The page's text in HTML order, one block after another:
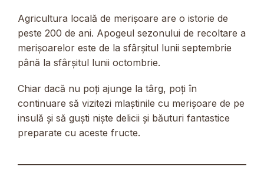
Agricultura locală de merișoare are o istorie de
peste 200 de ani. Apogeul sezonului de recoltare a
merișoarelor este de la sfârșitul lunii septembrie
până la sfârșitul lunii octombrie.
Chiar dacă nu poți ajunge la târg, poți în
continuare să vizitezi mlaștinile cu merișoare de pe
insulă și să guști niște delicii și băuturi fantastice
preparate cu aceste fructe.